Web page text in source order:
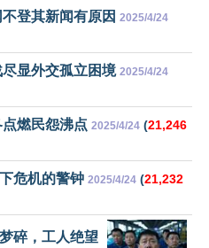
登其新闻有原因 2025/4/24
显外交孤立困境 2025/4/24
燃民怨沸点 2025/4/24 (21,246
危机的警钟 2025/4/24 (21,232
碎，工人绝望